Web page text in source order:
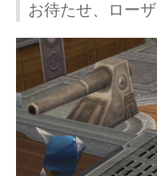
お待たせ、ローザ